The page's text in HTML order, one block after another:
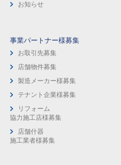
お知らせ
事業パートナー様募集
お取引先募集
店舗物件募集
製造メーカー様募集
テナント企業様募集
リフォーム
協力施工店様募集
店舗什器
施工業者様募集